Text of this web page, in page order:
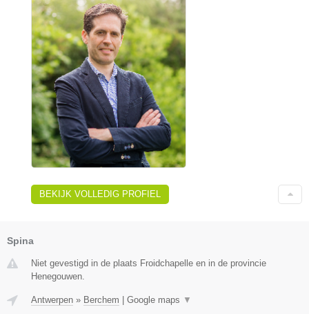
BEKIJK VOLLEDIG PROFIEL
Spina
Niet gevestigd in de plaats Froidchapelle en in de provincie
Henegouwen.
Antwerpen » Berchem Google maps ▼